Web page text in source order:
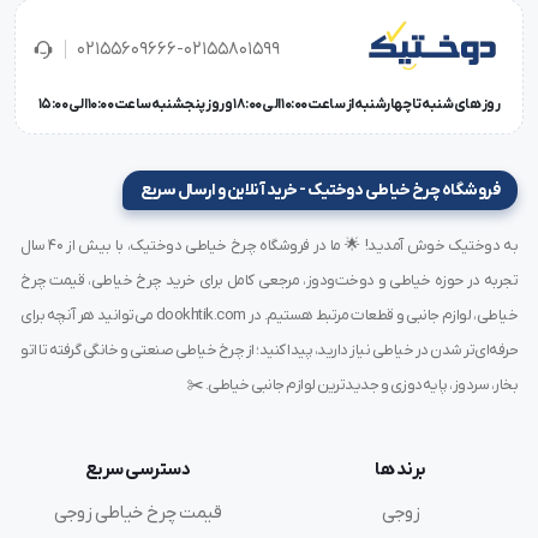
از دیگر ویژگی های چرخ خیاطی میاندوز کامپیوتری جک می
توان به سیستم پایه بلند کن اتوماتیک، سیستم نخ قطع کن
خودکار و همجنین سرعت میاندوز جک مدل W4-UT پنج هزار
کیلوگرم می باشد.
همچنین این چرخ خیاطی امکان اتصال به wifi جهت بروز
از مزایا و نقاط مثبت این چرخ خیاطی می توان به پایه بلندکن
دستگاه، روغن ۱ لیتری، پیچ گوشتی اشاره داشت.
02155609666-02155801599
روز های شنبه تا چهارشنبه از ساعت 10:00 الی 18:00 و روز پنجشنبه ساعت 10:00 الی 15:00
فروشگاه چرخ خیاطی دوختیک - خرید آنلاین و ارسال سریع
به دوختیک خوش آمدید! 🌟 ما در فروشگاه چرخ خیاطی دوختیک، با بیش از ۴۰ سال
تجربه در حوزه خیاطی و دوخت‌ودوز، مرجعی کامل برای خرید چرخ خیاطی، قیمت چرخ
خیاطی، لوازم جانبی و قطعات مرتبط هستیم. در dookhtik.com می‌توانید هر آنچه برای
حرفه‌ای‌تر شدن در خیاطی نیاز دارید، پیدا کنید؛ از چرخ خیاطی صنعتی و خانگی گرفته تا اتو
بخار، سردوز، پایه‌دوزی و جدیدترین لوازم جانبی خیاطی. ✂️
برند ها
زوجی
دسترسی سریع
قیمت چرخ خیاطی زوجی